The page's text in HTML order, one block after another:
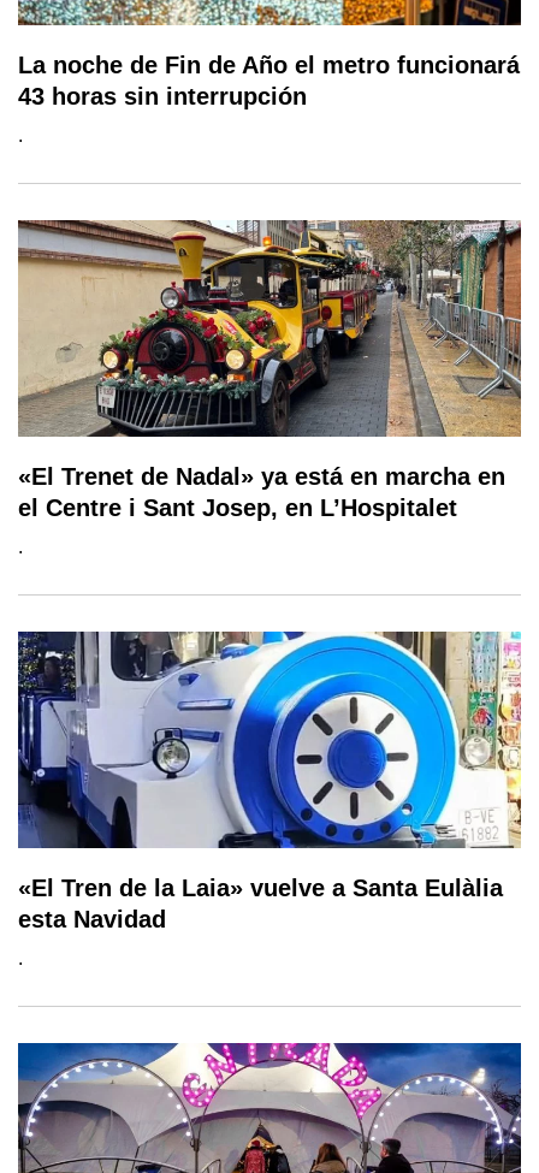
La noche de Fin de Año el metro funcionará
43 horas sin interrupción
.
«El Trenet de Nadal» ya está en marcha en
el Centre i Sant Josep, en L’Hospitalet
.
«El Tren de la Laia» vuelve a Santa Eulàlia
esta Navidad
.